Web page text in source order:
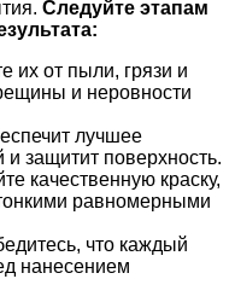
Следуйте этапам
их от пыли, грязи и
и неровности
лучшее
и защитит поверхность.
качественную краску,
равномерными
что каждый
нанесением